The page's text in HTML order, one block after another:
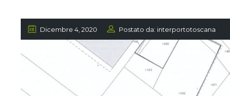
Dicembre 4, 2020 Postato da: interportotoscana